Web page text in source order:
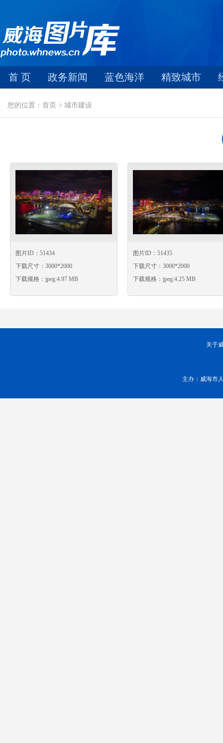
首 页 政务新闻 蓝色海洋 精致城市
您的位置：首页 > 城市建设
图片ID：51434
下载尺寸：3000*2000
下载规格：jpeg:4.97 MB
图片ID：51435
下载尺寸：3000*2000
下载规格：jpeg:4.25 MB
关于
主办：威海市